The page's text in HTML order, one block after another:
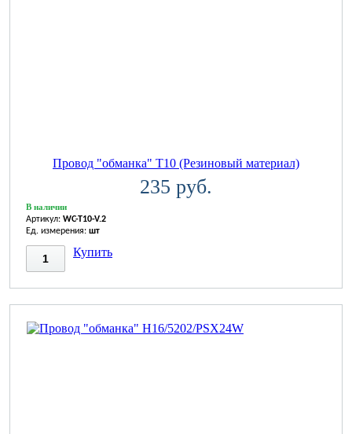
Провод "обманка" T10 (Резиновый материал)
235 руб.
В наличии
Артикул: WC-T10-V.2
Ед. измерения: шт
Купить